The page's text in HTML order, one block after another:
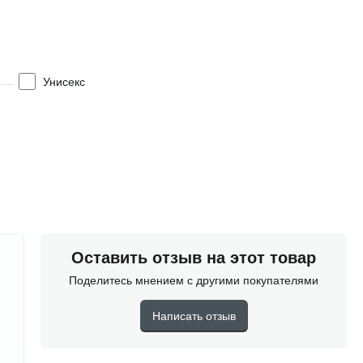
воды.
Унисекс
Оставить отзыв на этот товар
Поделитесь мнением с другими покупателями
Написать отзыв